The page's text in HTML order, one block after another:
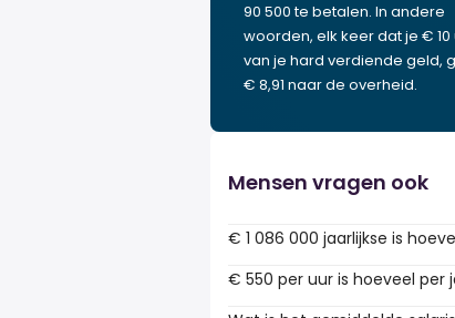
90 500 te betalen. In andere
woorden, elk keer dat je €
van je hard verdiende geld,
€ 8,91 naar de overheid.
Mensen vragen ook
€ 1 086 000 jaarlijkse is
€ 550 per uur is hoeveel per